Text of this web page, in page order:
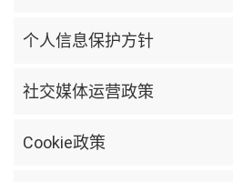
个人信息保护方针
社交媒体运营政策
Cookie政策